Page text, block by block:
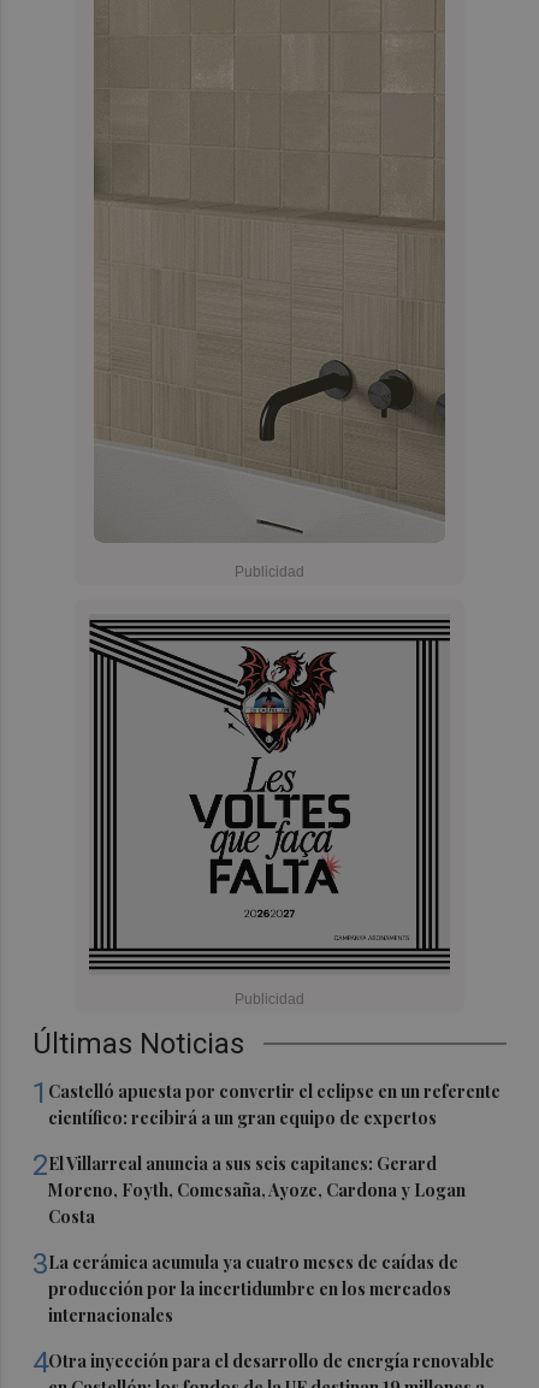
Últimas Noticias
1 Castelló apuesta por convertir el eclipse en un referente
científico: recibirá a un gran equipo de expertos
2El Villarreal anuncia a sus seis capitanes: Gerard
Moreno, Foyth, Comesaña, Ayoze, Cardona y Logan
Costa
3La cerámica acumula ya cuatro meses de caídas de
producción por la incertidumbre en los mercados
internacionales
4Otra inyección para el desarrollo de energía renovable